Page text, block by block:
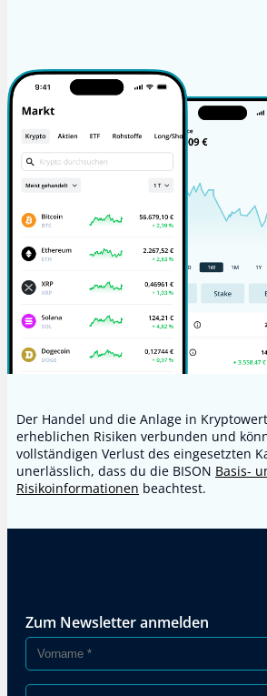
Der Handel und die Anlage in
erheblichen Risiken verbunden und
vollständigen Verlust des eingesetzten
unerlässlich, dass du die BISON Basis-
Risikoinformationen beachtest.
Zum Newsletter anmelden